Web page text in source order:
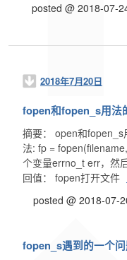
posted @ 2018-07-
2018年7月20日
fopen和fopen_s用法
摘要： open和
法: fp =
个变量errno_t err，然
回值： fopen打开文件
posted @ 2018-07-
fopen_s遇到的一个